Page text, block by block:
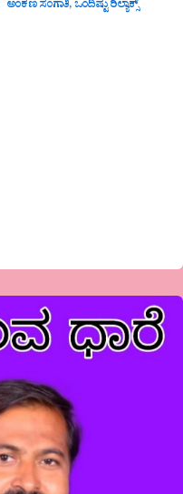
ಅಂಕಣ ಸಂಗಾತಿ,ಒಂದಿಷ್ಟು ರಿಲ್ಯಾಕ್ಸ್